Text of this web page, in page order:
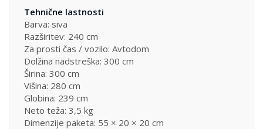
Tehnične lastnosti
Barva: siva
Razširitev: 240 cm
Za prosti čas / vozilo: Avtodom
Dolžina nadstreška: 300 cm
Širina: 300 cm
Višina: 280 cm
Globina: 239 cm
Neto teža: 3,5 kg
Dimenzije paketa: 55 × 20 × 20 cm